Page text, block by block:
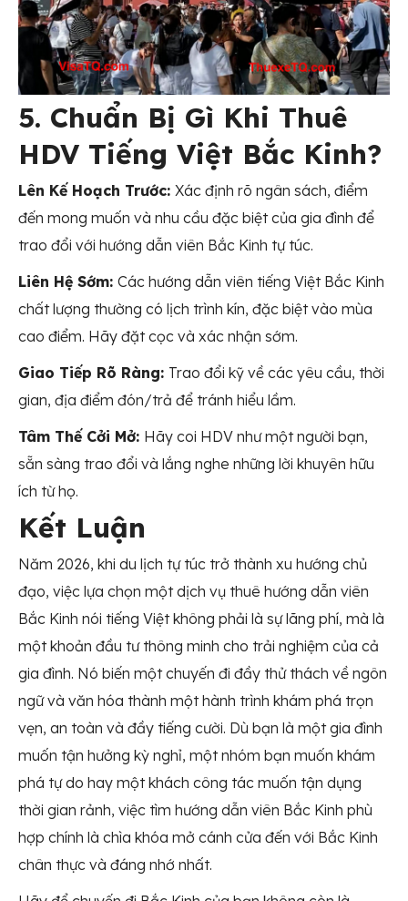
5. Chuẩn Bị Gì Khi Thuê
HDV Tiếng Việt Bắc Kinh?
Lên Kế Hoạch Trước: Xác định rõ ngân sách, điểm
đến mong muốn và nhu cầu đặc biệt của gia đình để
trao đổi với hướng dẫn viên Bắc Kinh tự túc.
Liên Hệ Sớm: Các hướng dẫn viên tiếng Việt Bắc Kinh
chất lượng thường có lịch trình kín, đặc biệt vào mùa
cao điểm. Hãy đặt cọc và xác nhận sớm.
Giao Tiếp Rõ Ràng: Trao đổi kỹ về các yêu cầu, thời
gian, địa điểm đón/trả để tránh hiểu lầm.
Tâm Thế Cởi Mở: Hãy coi HDV như một người bạn,
sẵn sàng trao đổi và lắng nghe những lời khuyên hữu
ích từ họ.
Kết Luận
Năm 2026, khi du lịch tự túc trở thành xu hướng chủ
đạo, việc lựa chọn một dịch vụ thuê hướng dẫn viên
Bắc Kinh nói tiếng Việt không phải là sự lãng phí, mà là
một khoản đầu tư thông minh cho trải nghiệm của cả
gia đình. Nó biến một chuyến đi đầy thử thách về ngôn
ngữ và văn hóa thành một hành trình khám phá trọn
vẹn, an toàn và đầy tiếng cười. Dù bạn là một gia đình
muốn tận hưởng kỳ nghỉ, một nhóm bạn muốn khám
phá tự do hay một khách công tác muốn tận dụng
thời gian rảnh, việc tìm hướng dẫn viên Bắc Kinh phù
hợp chính là chìa khóa mở cánh cửa đến với Bắc Kinh
chân thực và đáng nhớ nhất.